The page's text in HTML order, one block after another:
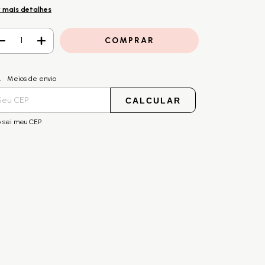
mais detalhes
para o CEP:
Meios de envio
CALCULAR
sei meu CEP